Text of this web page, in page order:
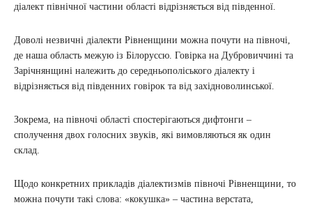
діалект північної частини області відрізняється від південної.
Доволі незвичні діалекти Рівненщини можна почути на півночі,
де наша область межую із Білоруссю. Говірка на Дубровиччині та
Зарічнянщині належить до середньополіського діалекту і
відрізняється від південних говірок та від західноволинської.
Зокрема, на півночі області спостерігаються дифтонги –
сполучення двох голосних звуків, які вимовляються як один
склад.
Щодо конкретних прикладів діалектизмів півночі Рівненщини, то
можна почути такі слова: «кокушка» – частина верстата,